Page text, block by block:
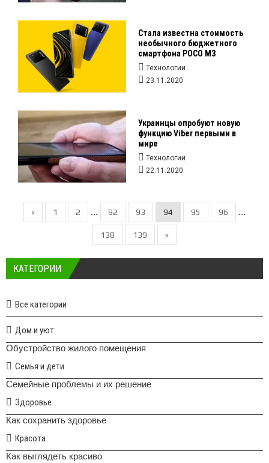
Стала известна стоимость
необычного бюджетного
смартфона POCO M3
Технологии
23.11.2020
Украинцы опробуют новую
функцию Viber первыми в
мире
Технологии
22.11.2020
« 1 2 ... 92 93 94 95 96 ...
138 139 »
КАТЕГОРИИ
Все категории
Дом и уют
Обустройство жилого помещения
Семья и дети
Семейные проблемы и их решение
Здоровье
Как сохранить здоровье
Красота
Как выглядеть красиво